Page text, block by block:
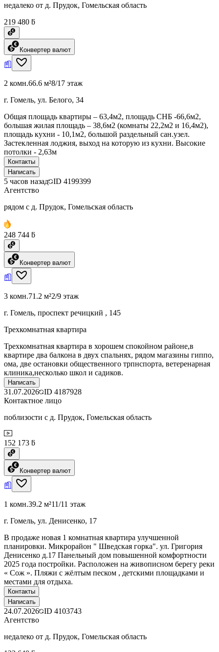
недалеко от д. Прудок, Гомельская область
219 480 ƃ
Конвертер валют
2 комн.66.6 м²8/17 этаж
г. Гомель, ул. Белого, 34
Общая площадь квартиры – 63,4м2, площадь СНБ -66,6м2,
большая жилая площадь – 38,6м2 (комнаты 22,2м2 и 16,4м2),
площадь кухни - 10,1м2, большой раздельный сан.узел.
Застекленная лоджия, выход на которую из кухни. Высокие
потолки - 2,63м
Контакты
Написать
5 часов назад ID 4199399
Агентство
рядом с д. Прудок, Гомельская область
248 744 ƃ
Конвертер валют
3 комн.71.2 м²2/9 этаж
г. Гомель, проспект речицкий , 145
Трехкомнатная квартира
Трехкомнатная квартира в хорошем спокойном районе,в
квартире два балкона в двух спальнях, рядом магазины гиппо,
ома, две остановки общественного трпнспорта, ветеренарная
клиника,несколько школ и садиков.
Написать
31.07.2026 ID 4187928
Контактное лицо
поблизости с д. Прудок, Гомельская область
152 173 ƃ
Конвертер валют
1 комн.39.2 м²11/11 этаж
г. Гомель, ул. Денисенко, 17
В продаже новая 1 комнатная квартира улучшенной
планировки. Микрорайон " Шведская горка". ул. Григория
Денисенко д.17 Панельный дом повышенной комфортности
2025 года постройки. Расположен на живописном берегу реки
« Сож ». Пляжи с жёлтым песком , детскими площадками и
местами для отдыха.
Контакты
Написать
24.07.2026 ID 4103743
Агентство
недалеко от д. Прудок, Гомельская область